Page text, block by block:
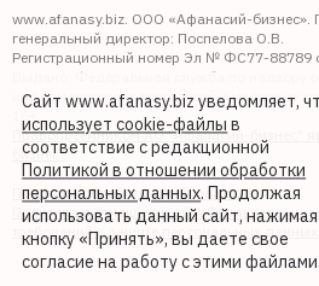
www.afanasy.biz. ООО «Афанасий-бизнес».
генеральный директор: Поспелова О.В.
Регистрационный номер Эл № ФС77-88789
Выдано: Федеральная служба по надзору в
информационных технологий и массовых
Правопреемником АО "Афанасий-бизнес"
бизнес"
Политика обработки файлов cookie
Политика в отношении обработки
требований к защите персональных данных
Сайт www.afanasy.biz уведомляет,
использует cookie-файлы в
соответствие с редакционной
Политикой в отношении обработки
персональных данных. Продолжая
использовать данный сайт, нажимая
кнопку «Принять», вы даете свое
согласие на работу с этими файлами.